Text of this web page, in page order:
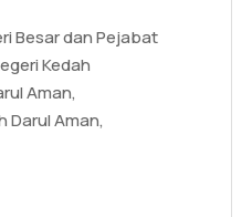
Besar dan Pejabat
Kedah
Aman,
Darul Aman,